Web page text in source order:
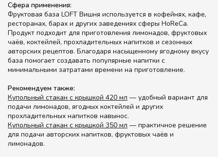
Сфера применения:
Фруктовая база LOFT Вишня используется в кофейнях, кафе,
ресторанах, барах и других заведениях сферы HoReCa.
Продукт подходит для приготовления лимонадов, фруктовых
чаёв, коктейлей, прохладительных напитков и сезонных
авторских рецептов. Благодаря насыщенному ягодному вкусу
база помогает создавать популярные напитки с
минимальными затратами времени на приготовление.
Рекомендуем также:
Купольный стакан с крышкой 420 мл — удобный вариант для
подачи лимонадов, ягодных коктейлей и других
прохладительных напитков навынос.
Купольный стакан с крышкой 350 мл — практичное решение
для подачи авторских напитков, фруктовых чаёв и
лимонадов.